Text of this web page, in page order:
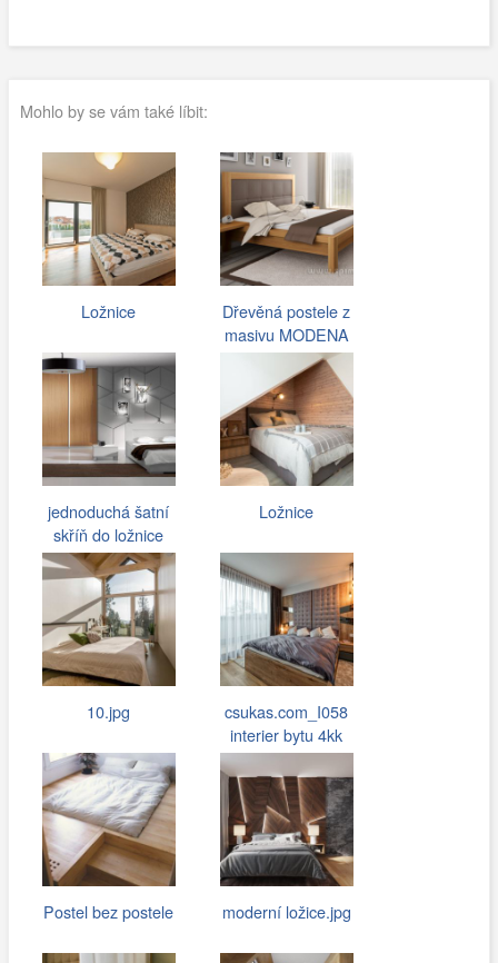
Mohlo by se vám také líbit:
Ložnice
Dřevěná postele z
masivu MODENA
drásaný DUB…
jednoduchá šatní
skříň do ložnice
Ložnice
10.jpg
csukas.com_I058
interier bytu 4kk
075.jpg
Postel bez postele moderní ložice.jpg